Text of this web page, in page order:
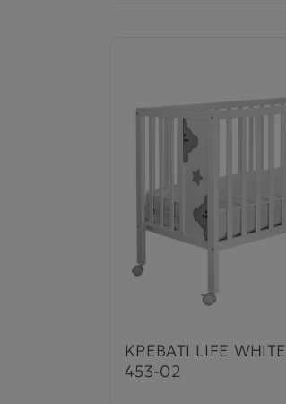
ΚΡΕΒΑΤΙ LIFE WHITE
453-02